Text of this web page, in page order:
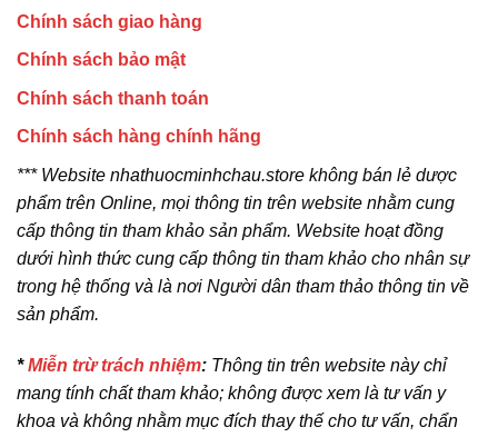
Chính sách giao hàng
Chính sách bảo mật
Chính sách thanh toán
Chính sách hàng chính hãng
*** Website nhathuocminhchau.store không bán lẻ dược
phẩm trên Online, mọi thông tin trên website nhằm cung
cấp thông tin tham khảo sản phẩm. Website hoạt đồng
dưới hình thức cung cấp thông tin tham khảo cho nhân sự
trong hệ thống và là nơi Người dân tham thảo thông tin về
sản phẩm.
*Miễn trừ trách nhiệm: Thông tin trên website này chỉ
mang tính chất tham khảo; không được xem là tư vấn y
khoa và không nhằm mục đích thay thế cho tư vấn, chẩn